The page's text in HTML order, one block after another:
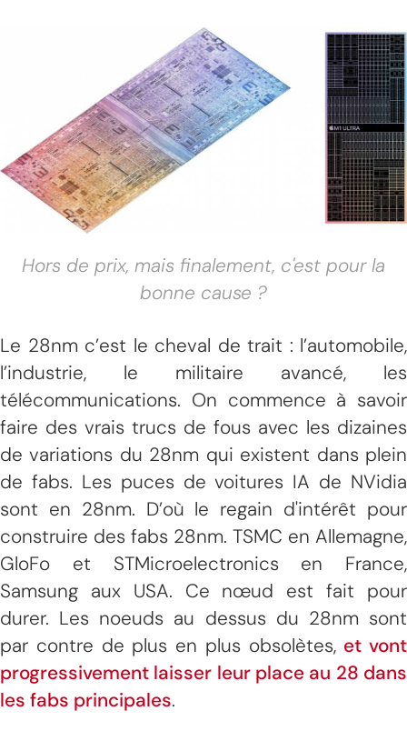
Hors de prix, mais finalement, c'est pour la
bonne cause ?
Le 28nm c’est le cheval de trait : l’automobile,
l’industrie, le militaire avancé, les
télécommunications. On commence à savoir
faire des vrais trucs de fous avec les dizaines
de variations du 28nm qui existent dans plein
de fabs. Les puces de voitures IA de NVidia
sont en 28nm. D’où le regain d'intérêt pour
construire des fabs 28nm. TSMC en Allemagne,
GloFo et STMicroelectronics en France,
Samsung aux USA. Ce nœud est fait pour
durer. Les noeuds au dessus du 28nm sont
par contre de plus en plus obsolètes, et vont
progressivement laisser leur place au 28 dans
les fabs principales.